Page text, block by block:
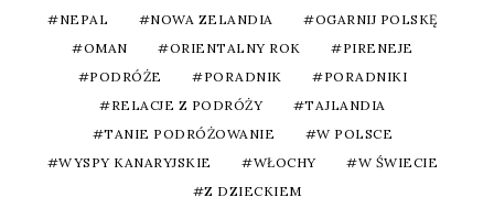
NEPAL
NOWA ZELANDIA
OGARNIJ POLSKĘ
OMAN
ORIENTALNY ROK
PIRENEJE
PODRÓŻE
PORADNIK
PORADNIKI
RELACJE Z PODRÓŻY
TAJLANDIA
TANIE PODRÓŻOWANIE
W POLSCE
WYSPY KANARYJSKIE
WŁOCHY
W ŚWIECIE
Z DZIECKIEM